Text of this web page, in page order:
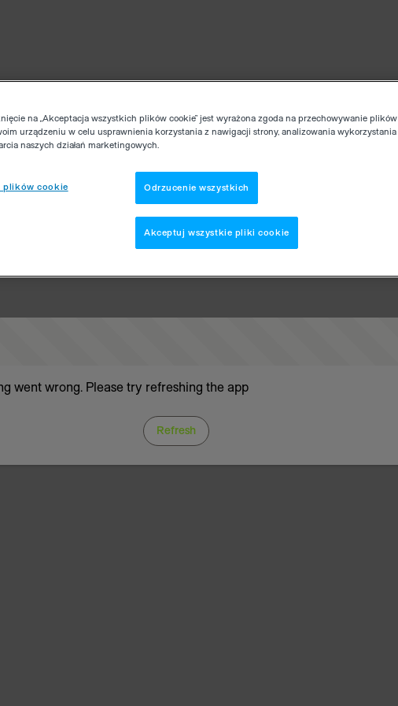
went wrong. Please try refreshing the app
Refresh
na „Akceptacja wszystkich plików cookie” jest wyrażona zgoda na przechowywanie plików
urządzeniu w celu usprawnienia korzystania z nawigacji strony, analizowania wykorzystania
naszych działań marketingowych.
plików cookie Odrzucenie wszystkich
Akceptuj wszystkie pliki cookie